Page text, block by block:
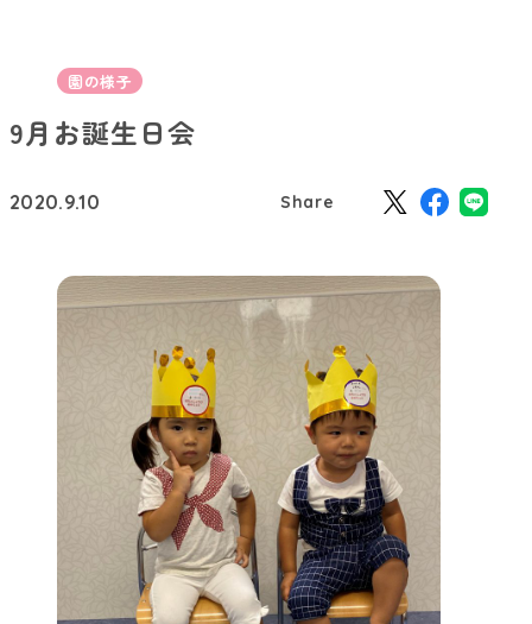
園の様子
9月お誕生日会
2020.9.10 Share